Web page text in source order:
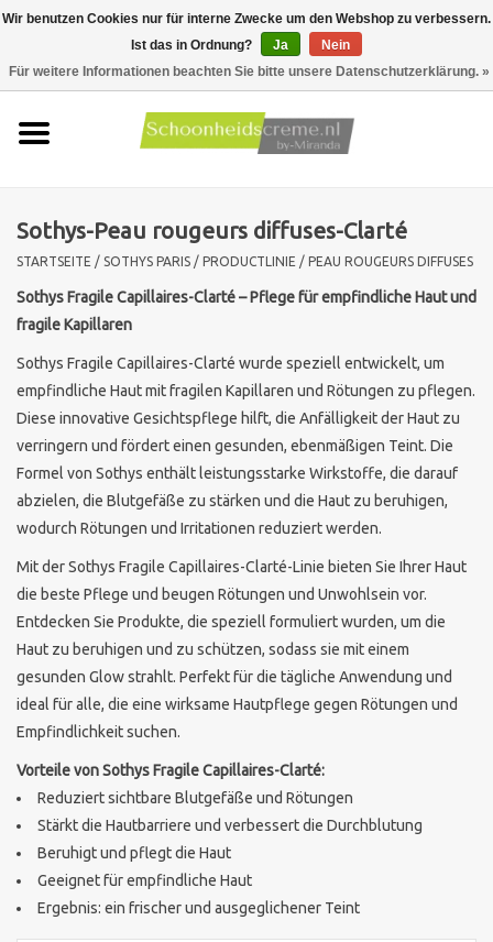
Produkte
Hautprobleme
Männer pflege
Aktionen
Neu !!
Sothys Paris
Mila d'Opiz
Bernard cassiere
Pascaud
PCA SKINCARE
Ekseption Skincare
Sothys-Peau rougeurs diffuses-Clarté
STARTSEITE / SOTHYS PARIS / PRODUCTLINIE / PEAU ROUGEURS DIFFUSES
Sothys Fragile Capillaires-Clarté – Pflege für empfindliche Haut und
fragile Kapillaren
Sothys Fragile Capillaires-Clarté wurde speziell entwickelt, um
empfindliche Haut mit fragilen Kapillaren und Rötungen zu pflegen.
Diese innovative Gesichtspflege hilft, die Anfälligkeit der Haut zu
verringern und fördert einen gesunden, ebenmäßigen Teint. Die
Formel von Sothys enthält leistungsstarke Wirkstoffe, die darauf
abzielen, die Blutgefäße zu stärken und die Haut zu beruhigen,
wodurch Rötungen und Irritationen reduziert werden.
Mit der Sothys Fragile Capillaires-Clarté-Linie bieten Sie Ihrer Haut
die beste Pflege und beugen Rötungen und Unwohlsein vor.
Entdecken Sie Produkte, die speziell formuliert wurden, um die
Haut zu beruhigen und zu schützen, sodass sie mit einem
gesunden Glow strahlt. Perfekt für die tägliche Anwendung und
ideal für alle, die eine wirksame Hautpflege gegen Rötungen und
Empfindlichkeit suchen.
Vorteile von Sothys Fragile Capillaires-Clarté:
Reduziert sichtbare Blutgefäße und Rötungen
Stärkt die Hautbarriere und verbessert die Durchblutung
Beruhigt und pflegt die Haut
Geeignet für empfindliche Haut
Ergebnis: ein frischer und ausgeglichener Teint
Wir benutzen Cookies nur für interne Zwecke um den Webshop zu verbessern.
Ist das in Ordnung?
Ja
Nein
Für weitere Informationen beachten Sie bitte unsere Datenschutzerklärung. »